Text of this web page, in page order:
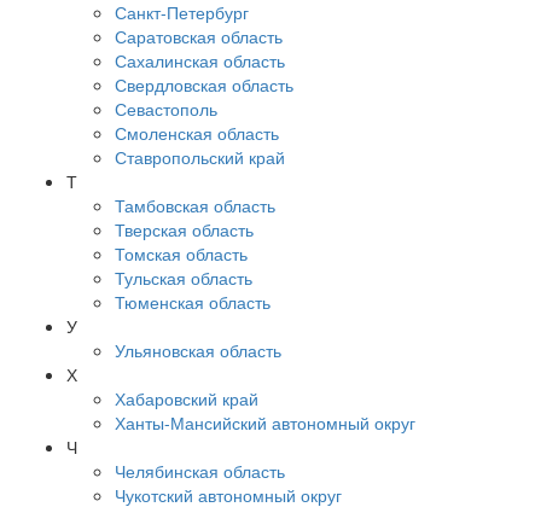
Санкт-Петербург
Саратовская область
Сахалинская область
Свердловская область
Севастополь
Смоленская область
Ставропольский край
Т
Тамбовская область
Тверская область
Томская область
Тульская область
Тюменская область
У
Ульяновская область
Х
Хабаровский край
Ханты-Мансийский автономный округ
Ч
Челябинская область
Чукотский автономный округ